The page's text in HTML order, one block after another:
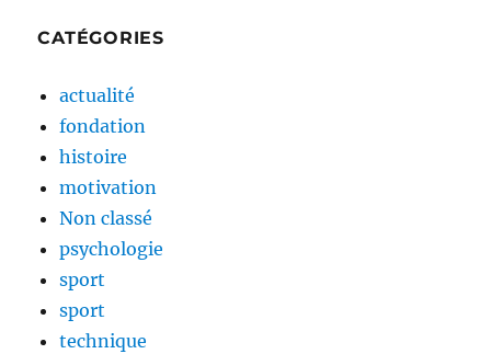
CATÉGORIES
actualité
fondation
histoire
motivation
Non classé
psychologie
sport
sport
technique